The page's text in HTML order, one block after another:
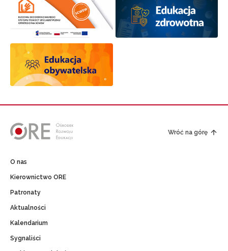
Wróć na górę
O nas
Kierownictwo ORE
Patronaty
Aktualności
Kalendarium
Sygnaliści